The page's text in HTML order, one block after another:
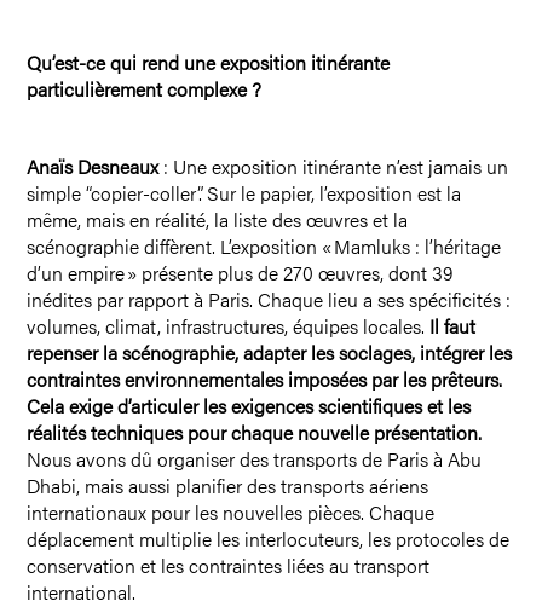
Qu’est-ce qui rend une exposition itinérante
particulièrement complexe ?
Anaïs Desneaux: Une exposition itinérante n’est jamais un
simple “copier-coller”. Sur le papier, l’exposition est la
même, mais en réalité, la liste des œuvres et la
scénographie diffèrent. L’exposition « Mamluks : l’héritage
d’un empire » présente plus de 270 œuvres, dont 39
inédites par rapport à Paris. Chaque lieu a ses spécificités :
volumes, climat, infrastructures, équipes locales. Il faut
repenser la scénographie, adapter les soclages, intégrer les
contraintes environnementales imposées par les prêteurs.
Cela exige d’articuler les exigences scientifiques et les
réalités techniques pour chaque nouvelle présentation.
Nous avons dû organiser des transports de Paris à Abu
Dhabi, mais aussi planifier des transports aériens
internationaux pour les nouvelles pièces. Chaque
déplacement multiplie les interlocuteurs, les protocoles de
conservation et les contraintes liées au transport
international.